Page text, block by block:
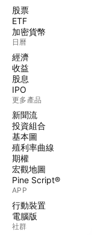
股票
ETF
加密貨幣
日曆
經濟
收益
股息
IPO
更多產品
新聞流
投資組合
基本圖
殖利率曲線
期權
宏觀地圖
Pine Script®
APP
行動裝置
電腦版
社群